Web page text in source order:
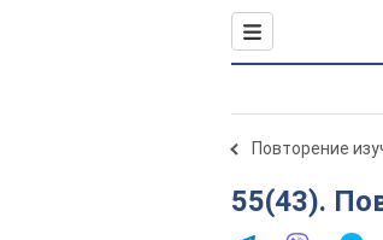
Повторение
55(43).